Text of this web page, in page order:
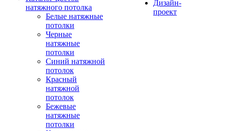
натяжного потолка
Белые натяжные
потолки
Черные
натяжные
потолки
Синий натяжной
потолок
Красный
натяжной
потолок
Бежевые
натяжные
потолки
Дизайн-
проект